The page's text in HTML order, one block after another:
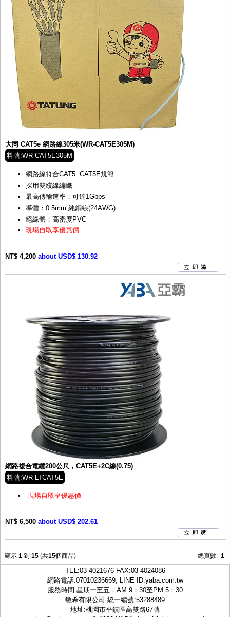
大同 CAT5e 網路線305米(WR-CAT5E305M)
料號:WR-CAT5E305M
網路線符合CAT5. CAT5E規範
採用雙絞線編織
最高傳輸速率：可達1Gbps
導體：0.5mm 純銅線(24AWG)
絕緣體：高密度PVC
現場自取享優惠價
NT$ 4,200 about USD$ 130.92
網路複合電纜200公尺，CAT5E+2C線(0.75)
料號:WR-LTCAT5E
現場自取享優惠價
NT$ 6,500 about USD$ 202.61
顯示 1 到 15 (共15個商品) 總頁數: 1
TEL:03-4021676FAX:03-4024086
網路電話:07010236669, LINE ID:yaba.com.tw
服務時間:星期一至五，AM 9：30至PM 5：30
敏希有限公司 統一編號:53288489
地址:桃園市平鎮區高雙路67號